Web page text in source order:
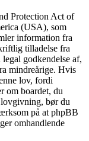
Protection Act of
(USA), som
information fra
tilladelse fra
godkendelse af,
mindreårige. Hvis
lov, fordi
om boardet, du
bør du
på at phpBB
omhandlende